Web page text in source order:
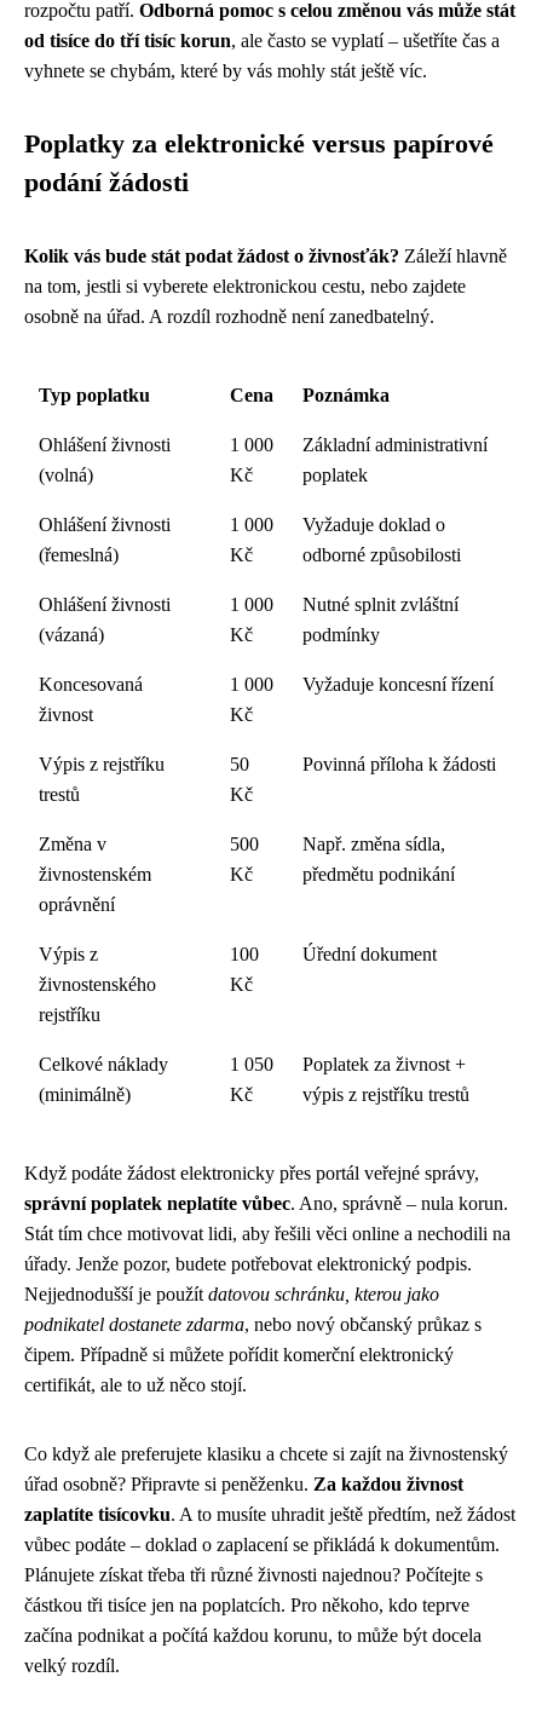
rozpočtu patří. Odborná pomoc s celou změnou vás může stát
od tisíce do tří tisíc korun, ale často se vyplatí – ušetříte čas a
vyhnete se chybám, které by vás mohly stát ještě víc.
Poplatky za elektronické versus papírové
podání žádosti
Kolik vás bude stát podat žádost o živnosťák? Záleží hlavně
na tom, jestli si vyberete elektronickou cestu, nebo zajdete
osobně na úřad. A rozdíl rozhodně není zanedbatelný.
Typ poplatku Cena Poznámka
Ohlášení živnosti
(volná)
1 000
Kč
Základní administrativní
poplatek
Ohlášení živnosti
(řemeslná)
1 000
Kč
Vyžaduje doklad o
odborné způsobilosti
Ohlášení živnosti
(vázaná)
1 000
Kč
Nutné splnit zvláštní
podmínky
Koncesovaná
živnost
1 000
Kč
Vyžaduje koncesní řízení
Výpis z rejstříku
trestů
50
Kč
Povinná příloha k žádosti
Změna v
živnostenském
oprávnění
500
Kč
Např. změna sídla,
předmětu podnikání
Výpis z
živnostenského
rejstříku
100
Kč
Úřední dokument
Celkové náklady
(minimálně)
1 050
Kč
Poplatek za živnost +
výpis z rejstříku trestů
Když podáte žádost elektronicky přes portál veřejné správy,
správní poplatek neplatíte vůbec. Ano, správně – nula korun.
Stát tím chce motivovat lidi, aby řešili věci online a nechodili na
úřady. Jenže pozor, budete potřebovat elektronický podpis.
Nejjednodušší je použít datovou schránku, kterou jako
podnikatel dostanete zdarma, nebo nový občanský průkaz s
čipem. Případně si můžete pořídit komerční elektronický
certifikát, ale to už něco stojí.
Co když ale preferujete klasiku a chcete si zajít na živnostenský
úřad osobně? Připravte si peněženku. Za každou živnost
zaplatíte tisícovku. A to musíte uhradit ještě předtím, než žádost
vůbec podáte – doklad o zaplacení se přikládá k dokumentům.
Plánujete získat třeba tři různé živnosti najednou? Počítejte s
částkou tři tisíce jen na poplatcích. Pro někoho, kdo teprve
začína podnikat a počítá každou korunu, to může být docela
velký rozdíl.